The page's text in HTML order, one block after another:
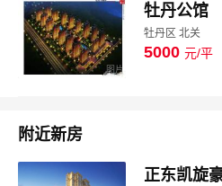
图片
牡丹公馆
牡丹区 北关
5000 元/平
附近新房
正东凯旋